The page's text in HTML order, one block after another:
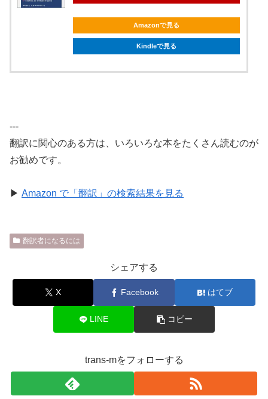
Amazonで見る
Kindleで見る
---
翻訳に関心のある方は、いろいろな本をたくさん読むのが
お勧めです。
▶ Amazon で「翻訳」の検索結果を見る
翻訳者になるには
シェアする
X Facebook はてブ
LINE コピー
trans-mをフォローする